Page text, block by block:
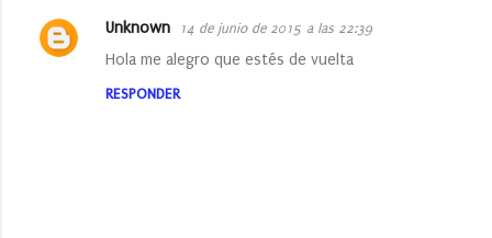
Unknown 14 de junio de 2015 a las 22:39
Hola me alegro que estés de vuelta
RESPONDER